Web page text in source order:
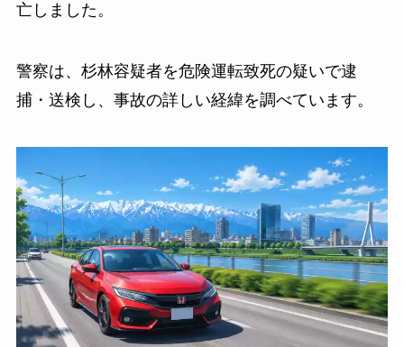
亡しました。
警察は、杉林容疑者を危険運転致死の疑いで逮
捕・送検し、事故の詳しい経緯を調べています。